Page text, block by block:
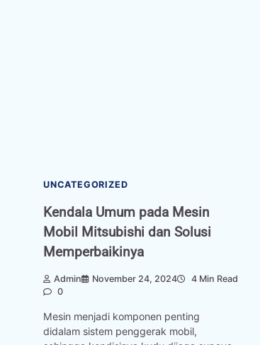
UNCATEGORIZED
Kendala Umum pada Mesin
Mobil Mitsubishi dan Solusi
Memperbaikinya
Admin November 24, 2024
4 Min Read
0
Mesin menjadi komponen penting
didalam sistem penggerak mobil,